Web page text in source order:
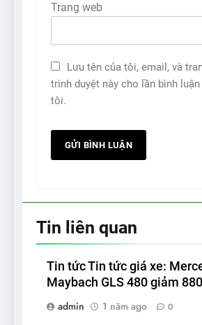
Trang web
Lưu tên của tôi, email, và
trình duyệt này cho lần bình
tôi.
Tin liên quan
Tin tức Tin tức giá xe:
Maybach GLS 480 giảm
admin
1 năm ago 0